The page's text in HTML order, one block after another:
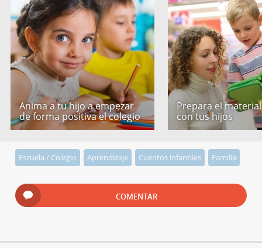
Anima a tu hijo a empezar
de forma positiva el colegio
Prepara el
con tus hijos
Escuela / Colegio Aprendizaje Cuentos infantiles Familia
COMENTAR